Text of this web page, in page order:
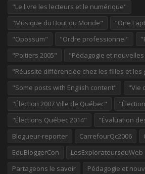
"Le livre les lecteurs et le numérique"
"Musique du Bout du Monde"
"One
"Opossum"
"Ordre professionnel"
"Poitiers 2005"
"Pédagogie et
"Réussite différenciée chez les filles et les
"Some posts with English content"
"Vie
"Élection 2007 Ville de Québec"
"Élections Québec 2014"
"Évaluation
Blogueur-reporter
CarrefourQc2006
EduBloggerCon
LesExplorateursduWeb
Partageons le savoir
Pédagogie et